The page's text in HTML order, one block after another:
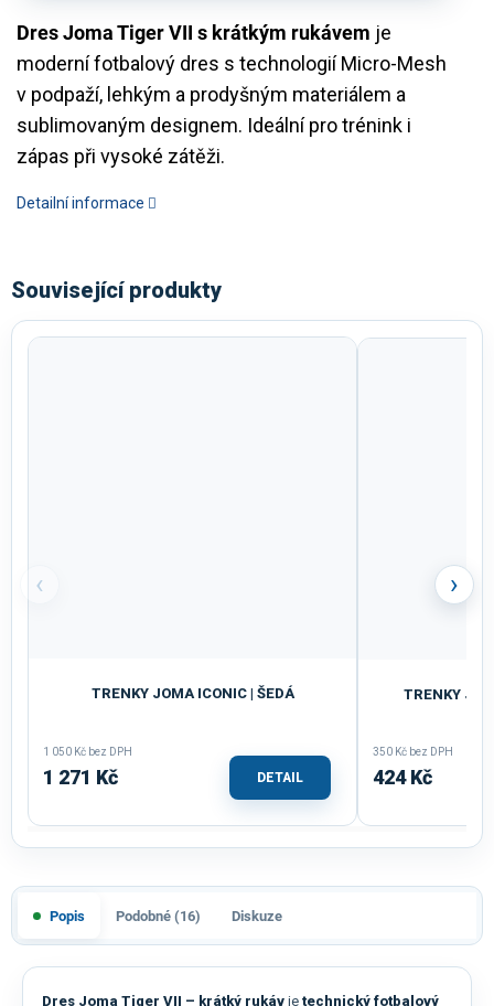
Dres Joma Tiger VII s krátkým rukávem je
moderní fotbalový dres s technologií Micro-Mesh
v podpaží, lehkým a prodyšným materiálem a
sublimovaným designem. Ideální pro trénink i
zápas při vysoké zátěži.
Detailní informace
Související produkty
‹
TRENKY JOMA ICONIC | ŠEDÁ
1 050 Kč bez DPH
1 271 Kč DETAIL
TRENKY
350 Kč bez DPH
424 Kč
›
Popis Podobné (16) Diskuze
Dres Joma Tiger VII – krátký rukáv je technický fotbalový